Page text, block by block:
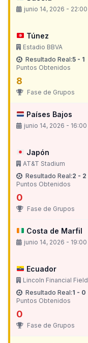
junio 14, 2026 - 22:00
Túnez
Estadio BBVA
Resultado Real:5 - 1
Puntos Obtenidos
8
Fase de Grupos
Países Bajos
junio 14, 2026 - 16:00
Japón
AT&T Stadium
Resultado Real:2 - 2
Puntos Obtenidos
0
Fase de Grupos
Costa de Marfil
junio 14, 2026 - 19:00
Ecuador
Lincoln Financial Field
Resultado Real:1 - 0
Puntos Obtenidos
0
Fase de Grupos